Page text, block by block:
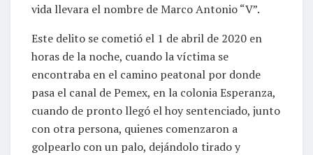
vida llevara el nombre de Marco Antonio “V”.
Este delito se cometió el 1 de abril de 2020 en
horas de la noche, cuando la víctima se
encontraba en el camino peatonal por donde
pasa el canal de Pemex, en la colonia Esperanza,
cuando de pronto llegó el hoy sentenciado, junto
con otra persona, quienes comenzaron a
golpearlo con un palo, dejándolo tirado y